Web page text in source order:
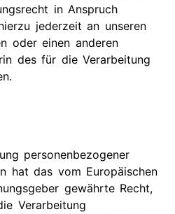
in Anspruch
jederzeit an unseren
oder einen anderen
des für die Verarbeitung
personenbezogener
hat das vom Europäischen
gewährte Recht,
Verarbeitung